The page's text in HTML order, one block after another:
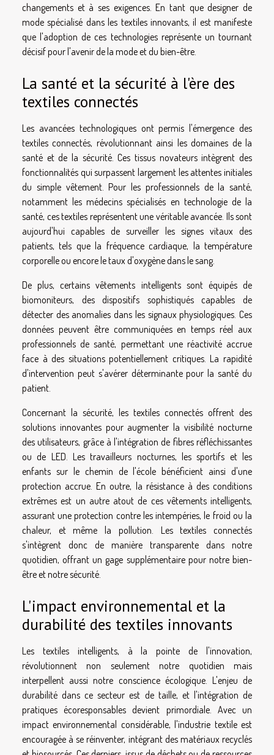
changements et à ses exigences. En tant que designer de
mode spécialisé dans les textiles innovants, il est manifeste
que l'adoption de ces technologies représente un tournant
décisif pour l'avenir de la mode et du bien-être.
La santé et la sécurité à l'ère des
textiles connectés
Les avancées technologiques ont permis l'émergence des
textiles connectés, révolutionnant ainsi les domaines de la
santé et de la sécurité. Ces tissus novateurs intègrent des
fonctionnalités qui surpassent largement les attentes initiales
du simple vêtement. Pour les professionnels de la santé,
notamment les médecins spécialisés en technologie de la
santé, ces textiles représentent une véritable avancée. Ils sont
aujourd'hui capables de surveiller les signes vitaux des
patients, tels que la fréquence cardiaque, la température
corporelle ou encore le taux d'oxygène dans le sang.
De plus, certains vêtements intelligents sont équipés de
biomoniteurs, des dispositifs sophistiqués capables de
détecter des anomalies dans les signaux physiologiques. Ces
données peuvent être communiquées en temps réel aux
professionnels de santé, permettant une réactivité accrue
face à des situations potentiellement critiques. La rapidité
d'intervention peut s'avérer déterminante pour la santé du
patient.
Concernant la sécurité, les textiles connectés offrent des
solutions innovantes pour augmenter la visibilité nocturne
des utilisateurs, grâce à l'intégration de fibres réfléchissantes
ou de LED. Les travailleurs nocturnes, les sportifs et les
enfants sur le chemin de l'école bénéficient ainsi d'une
protection accrue. En outre, la résistance à des conditions
extrêmes est un autre atout de ces vêtements intelligents,
assurant une protection contre les intempéries, le froid ou la
chaleur, et même la pollution. Les textiles connectés
s'intègrent donc de manière transparente dans notre
quotidien, offrant un gage supplémentaire pour notre bien-
être et notre sécurité.
L'impact environnemental et la
durabilité des textiles innovants
Les textiles intelligents, à la pointe de l'innovation,
révolutionnent non seulement notre quotidien mais
interpellent aussi notre conscience écologique. L'enjeu de
durabilité dans ce secteur est de taille, et l'intégration de
pratiques écoresponsables devient primordiale. Avec un
impact environnemental considérable, l'industrie textile est
encouragée à se réinventer, intégrant des matériaux recyclés